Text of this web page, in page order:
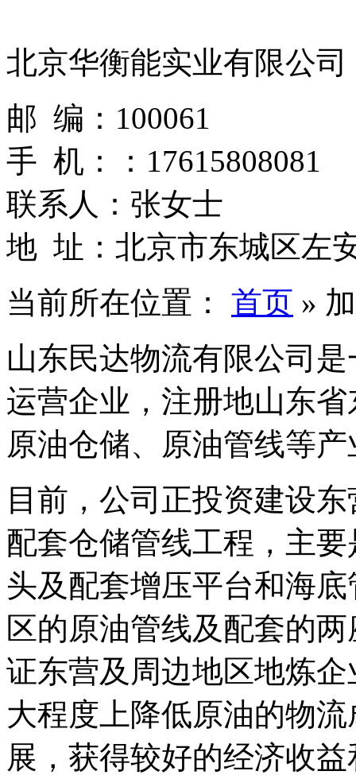
北京华衡能实业有限公司
邮 编：100061
手 机：：17615808081
联系人：张女士
地 址：北京市东城区左
当前所在位置： 首页 »
山东民达物流有限公司
运营企业，注册地山东
原油仓储、原油管线等
目前，公司正投资建设
配套仓储管线工程，主
头及配套增压平台和海
区的原油管线及配套的
证东营及周边地区地炼
大程度上降低原油的物
展，获得较好的经济收